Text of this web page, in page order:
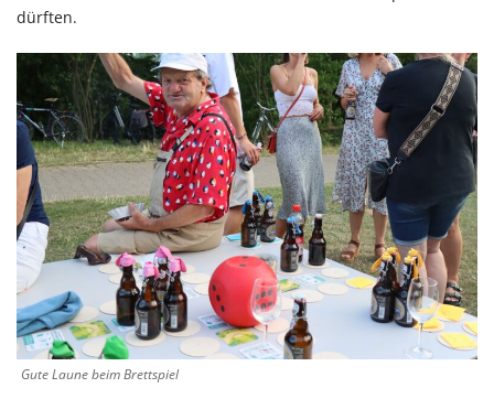
dürften.
Gute Laune beim Brettspiel